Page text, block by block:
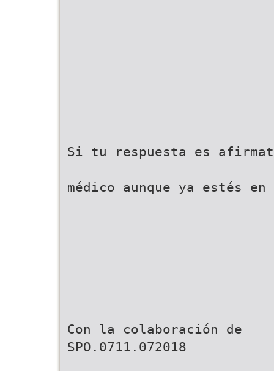
Si tu respuesta es
médico aunque ya estés
Con la colaboración de
SPO.0711.072018